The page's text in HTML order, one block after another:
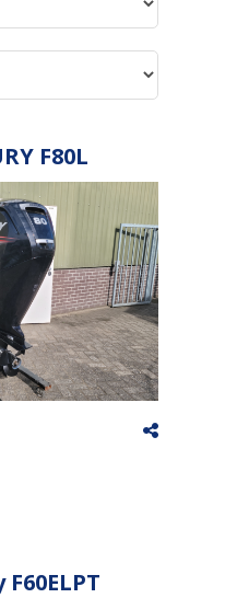
F80L